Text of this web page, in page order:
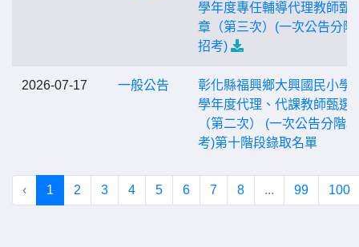
學年度專任輔導代理教師甄
章（第三次）(一次公告分階
招考)
2026-07-17 一般公告
彰化縣福興鄉大興國民小學
學年度代理、代課教師甄選
（第二次） (一次公告分階
考)第十階段錄取名單
‹ 1 2 3 4 5 6 7 8 ... 99 100